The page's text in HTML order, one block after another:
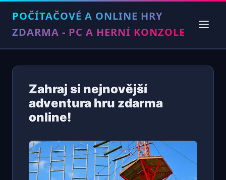
POČÍTAČOVÉ A ONLINE HRY
ZDARMA - PC A HERNÍ KONZOLE
Zahraj si nejnovější
adventura hru zdarma
online!